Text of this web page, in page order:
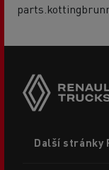
menu
Další stránky